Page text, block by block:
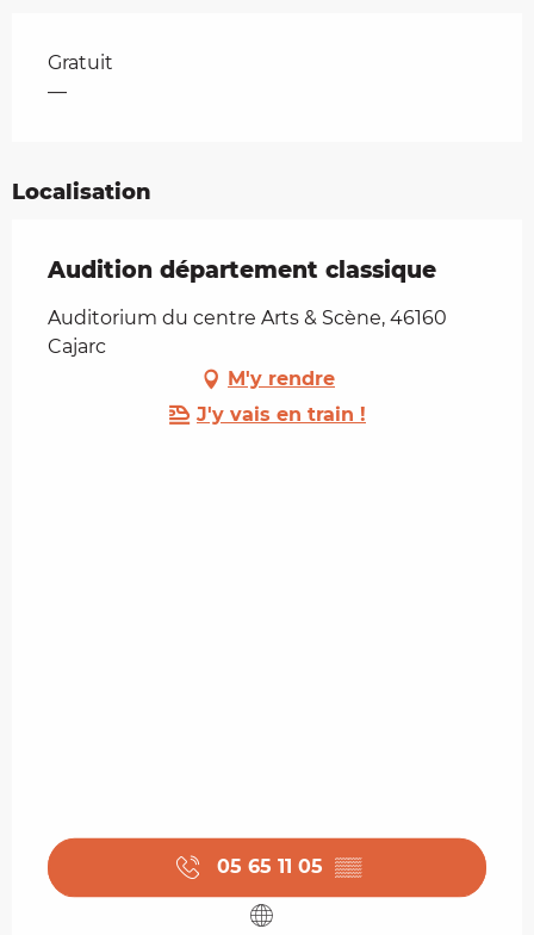
Tarifs 2026
Gratuit
—
Localisation
Audition département classique
Auditorium du centre Arts & Scène, 46160
Cajarc
M'y rendre
J'y vais en train !
05 65 11 05 ▒▒